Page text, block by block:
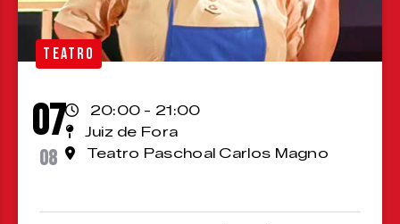
TEATRO
07
08
20:00 - 21:00
Juiz de Fora
Teatro Paschoal Carlos Magno